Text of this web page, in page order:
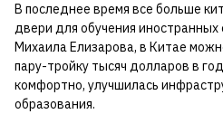
В последнее время все больше
двери для обучения
Михаила Елизарова, в Китае
пару-тройку тысяч долларов в
комфортно, улучшилась
образования.